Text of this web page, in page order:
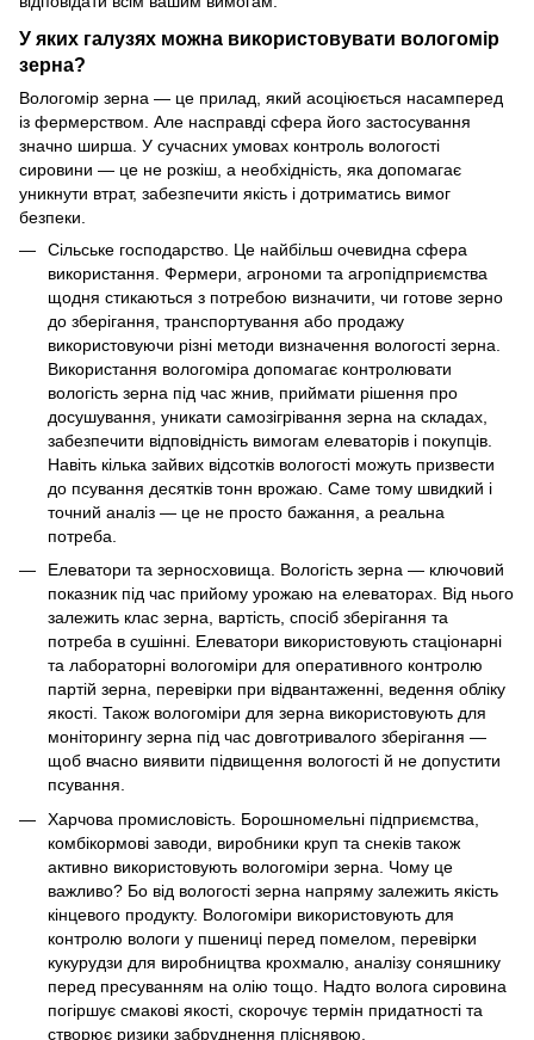
У яких галузях можна використовувати вологомір
зерна?
Вологомір зерна — це прилад, який асоціюється насамперед
із фермерством. Але насправді сфера його застосування
значно ширша. У сучасних умовах контроль вологості
сировини — це не розкіш, а необхідність, яка допомагає
уникнути втрат, забезпечити якість і дотриматись вимог
безпеки.
Сільське господарство. Це найбільш очевидна сфера
використання. Фермери, агрономи та агропідприємства
щодня стикаються з потребою визначити, чи готове зерно
до зберігання, транспортування або продажу
використовуючи різні методи визначення вологості зерна.
Використання вологоміра допомагає контролювати
вологість зерна під час жнив, приймати рішення про
досушування, уникати самозігрівання зерна на складах,
забезпечити відповідність вимогам елеваторів і покупців.
Навіть кілька зайвих відсотків вологості можуть призвести
до псування десятків тонн врожаю. Саме тому швидкий і
точний аналіз — це не просто бажання, а реальна
потреба.
Елеватори та зерносховища. Вологість зерна — ключовий
показник під час прийому урожаю на елеваторах. Від нього
залежить клас зерна, вартість, спосіб зберігання та
потреба в сушінні. Елеватори використовують стаціонарні
та лабораторні вологоміри для оперативного контролю
партій зерна, перевірки при відвантаженні, ведення обліку
якості. Також вологоміри для зерна використовують для
моніторингу зерна під час довготривалого зберігання —
щоб вчасно виявити підвищення вологості й не допустити
псування.
Харчова промисловість. Борошномельні підприємства,
комбікормові заводи, виробники круп та снеків також
активно використовують вологоміри зерна. Чому це
важливо? Бо від вологості зерна напряму залежить якість
кінцевого продукту. Вологоміри використовують для
контролю вологи у пшениці перед помелом, перевірки
кукурудзи для виробництва крохмалю, аналізу соняшнику
перед пресуванням на олію тощо. Надто волога сировина
погіршує смакові якості, скорочує термін придатності та
створює ризики забруднення пліснявою.